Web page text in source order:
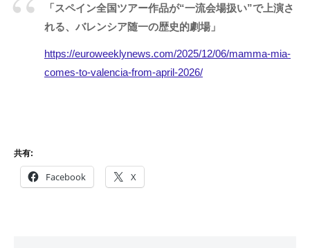
「スペイン全国ツアー作品が“一流会場扱い”で上演さ
れる、バレンシア随一の歴史的劇場」
https://euroweeklynews.com/2025/12/06/mamma-mia-
comes-to-valencia-from-april-2026/
共有:
Facebook X